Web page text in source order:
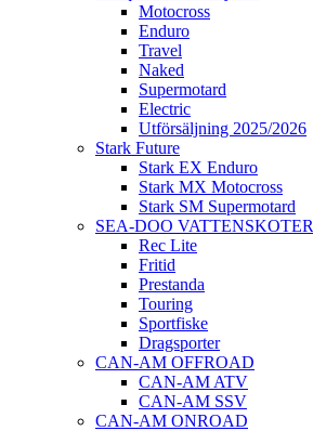
Motocross
Enduro
Travel
Naked
Supermotard
Electric
Utförsäljning 2025/2026
Stark Future
Stark EX Enduro
Stark MX Motocross
Stark SM Supermotard
SEA-DOO VATTENSKOTER
Rec Lite
Fritid
Prestanda
Touring
Sportfiske
Dragsporter
CAN-AM OFFROAD
CAN-AM ATV
CAN-AM SSV
CAN-AM ONROAD